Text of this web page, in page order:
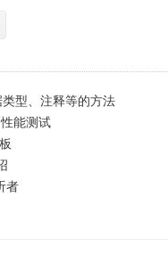
型、注释等的方法
能测试
者